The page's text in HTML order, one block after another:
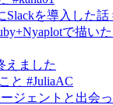
を導入した話
で描い
えました
と #JuliaAC
ジェントと出会